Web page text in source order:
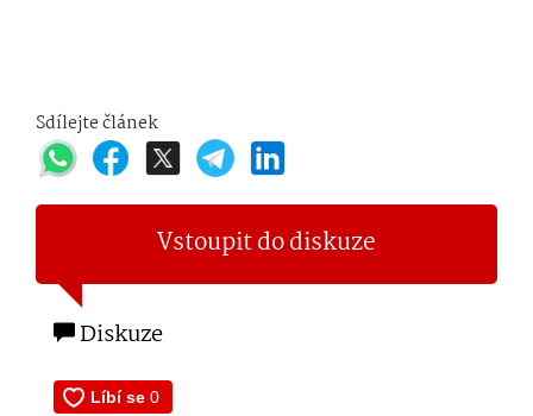
Sdílejte článek
Vstoupit do diskuze
Diskuze